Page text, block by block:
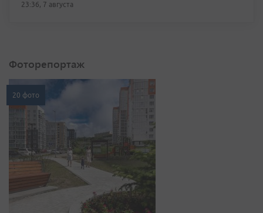
23:36, 7 августа
Фоторепортаж
20 фото